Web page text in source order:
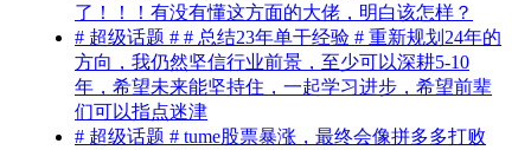
了！！！有没有懂这方面的大佬，明白该怎样？
# 超级话题 # # 总结23年单干经验 # 重新规划24年的
方向，我仍然坚信行业前景，至少可以深耕5-10
年，希望未来能坚持住，一起学习进步，希望前辈
们可以指点迷津
# 超级话题 # tume股票暴涨，最终会像拼多多打败